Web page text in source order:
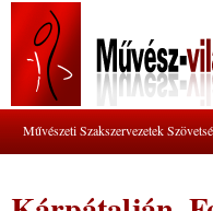
Művészeti Szakszervezetek